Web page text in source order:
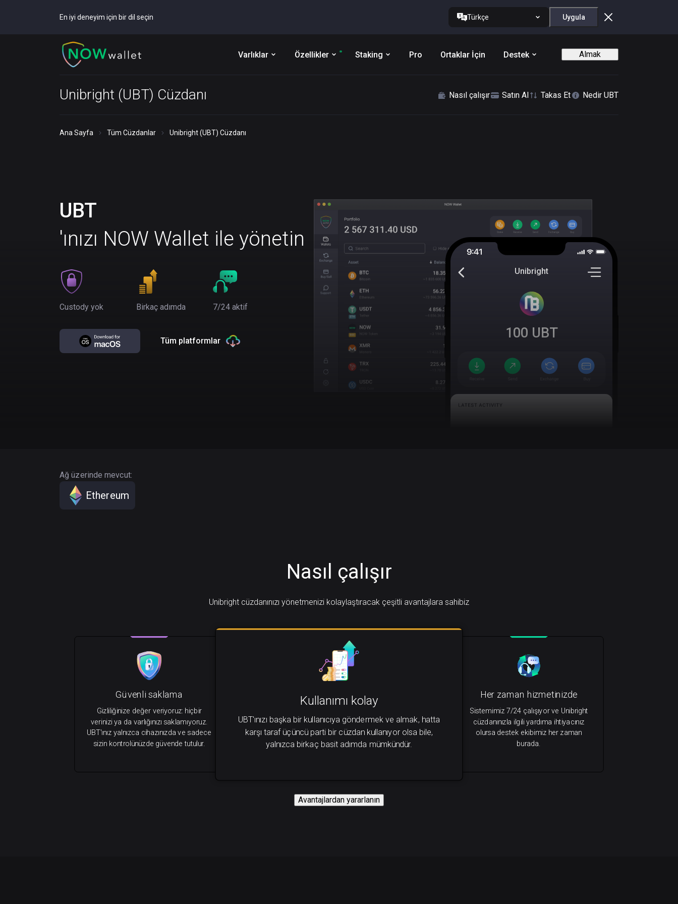
En iyi deneyim için bir dil seçin Türkçe Uygula
Varlıklar Özellikler Staking Pro Ortaklar İçin Destek Almak
Unibright (UBT) Cüzdanı Nasıl çalışır Satın Al Takas Et Nedir UBT
Ana Sayfa Tüm Cüzdanlar Unibright (UBT) Cüzdanı
UBT
'ınızı NOW Wallet ile yönetin
Custody yok Birkaç adımda 7/24 aktif
Tüm platformlar
Unibright
100 UBT
Ağ üzerinde mevcut:
Ethereum
Nasıl çalışır
Unibright cüzdanınızı yönetmenizi kolaylaştıracak çeşitli avantajlara sahibiz
Kullanımı kolay
UBT'ınızı başka bir kullanıcıya göndermek ve almak, hatta
karşı taraf üçüncü parti bir cüzdan kullanıyor olsa bile,
yalnızca birkaç basit adımda mümkündür.
Her zaman hizmetinizde
Sistemimiz 7/24 çalışıyor ve Unibright
cüzdanınızla ilgili yardıma ihtiyacınız
olursa destek ekibimiz her zaman
burada.
Güvenli saklama
Gizliliğinize değer veriyoruz: hiçbir
verinizi ya da varlığınızı saklamıyoruz.
UBT'ınız yalnızca cihazınızda ve sadece
sizin kontrolünüzde güvende tutulur.
Avantajlardan yararlanın